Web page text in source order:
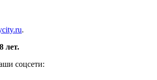
.
лет.
соцсети: